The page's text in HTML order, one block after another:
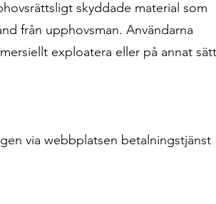
skyddade material som
från upphovsman. Användarna
exploatera eller på annat sätt
via webbplatsen betalningstjänst